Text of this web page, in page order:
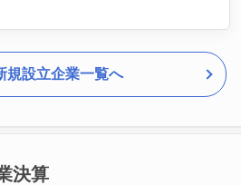
規設立企業一覧へ
決算